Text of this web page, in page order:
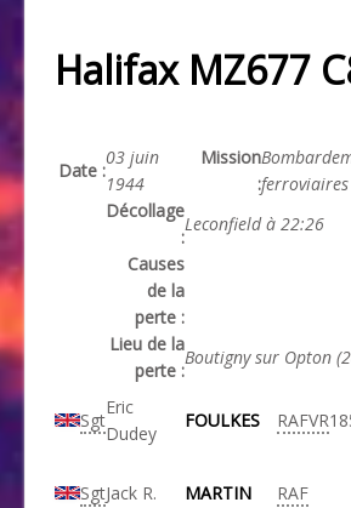
Halifax MZ677
Date :
03 juin
1944
Mission
:
Décollage
:
Leconfield à 22:26
Causes
de la
perte :
Lieu de la
perte :
Boutigny sur Opton
Sgt
Eric
Dudey
FOULKES RAFVR
SgtJack R. MARTIN RAF